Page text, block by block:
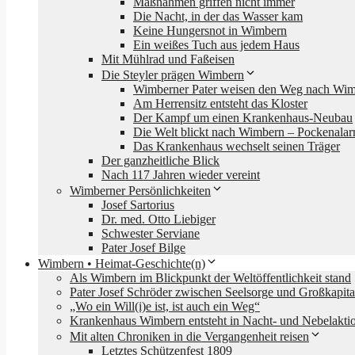
Die Nacht, in der das Wasser kam
Keine Hungersnot in Wimbern
Ein weißes Tuch aus jedem Haus
Mit Mühlrad und Faßeisen
Die Steyler prägen Wimbern
Wimberner Pater weisen den Weg nach
Am Herrensitz entsteht das Kloster
Der Kampf um einen Krankenhaus-Neubau
Die Welt blickt nach Wimbern –
Das Krankenhaus wechselt seinen Träger
Der ganzheitliche Blick
Nach 117 Jahren wieder vereint
Wimberner Persönlichkeiten
Josef Sartorius
Dr. med. Otto Liebiger
Schwester Serviane
Pater Josef Bilge
Wimbern • Heimat-Geschichte(n)
Als Wimbern im Blickpunkt der Weltöffentlichkeit stand
Pater Josef Schröder zwischen Seelsorge und
„Wo ein Will(i)e ist, ist auch ein Weg“
Krankenhaus Wimbern entsteht in Nacht- und
Mit alten Chroniken in die Vergangenheit reisen
Letztes Schützenfest 1809